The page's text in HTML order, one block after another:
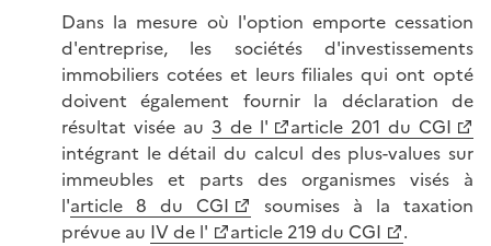
Dans la mesure où l'option emporte cessation
d'entreprise, les sociétés d'investissements
immobiliers cotées et leurs filiales qui ont opté
doivent également fournir la déclaration de
résultat visée au 3 de l'
article 201 du CGI
intégrant le détail du calcul des plus-values sur
immeubles et parts des organismes visés à
l'article 8 du CGI
soumises à la taxation
prévue au IV de l' article 219 du CGI .